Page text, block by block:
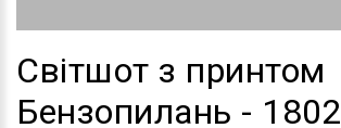
Світшот з принтом
Бензопилань - 1802